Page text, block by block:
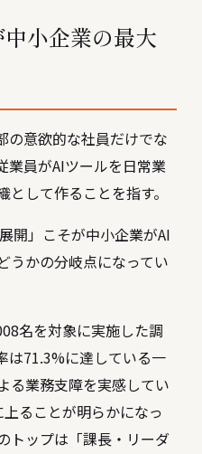
小企業の最大
の意欲的な社員だけでな
業員がAIツールを日常業
して作ることを指す。
開」こそが中小企業がAI
うかの分岐点になってい
名を対象に実施した調
は71.3%に達している一
る業務支障を実感してい
ることが明らかになっ
トップは「課長・リーダ